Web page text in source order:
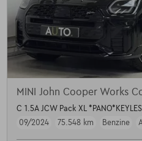
MINI John Cooper Works
C 1.5A JCW Pack XL
09/2024
75.548 km Benzine